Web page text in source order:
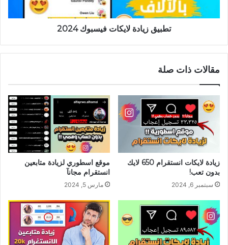
تطبيق زيادة لايكات فيسبوك 2024
مقالات ذات صلة
زيادة لايكات انستقرام 650 لايك
بدون تعب!
سبتمبر 6, 2024
موقع اسطوري لزيادة متابعين
انستقرام مجانآ
مارس 5, 2024